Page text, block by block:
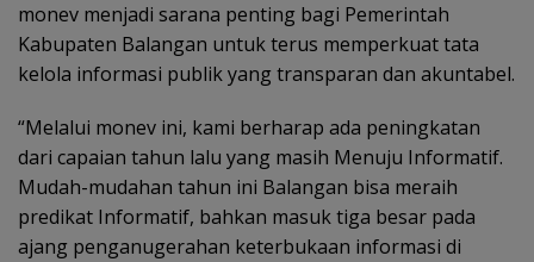
monev menjadi sarana penting bagi Pemerintah
Kabupaten Balangan untuk terus memperkuat tata
kelola informasi publik yang transparan dan akuntabel.
“Melalui monev ini, kami berharap ada peningkatan
dari capaian tahun lalu yang masih Menuju Informatif.
Mudah-mudahan tahun ini Balangan bisa meraih
predikat Informatif, bahkan masuk tiga besar pada
ajang penganugerahan keterbukaan informasi di